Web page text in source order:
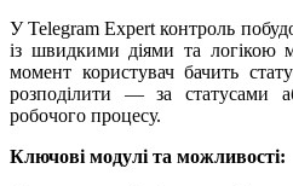
У Telegram Expert контроль
із швидкими діями та логікою
момент користувач бачить
розподілити — за статусами
робочого процесу.
Ключові модулі та можливості: